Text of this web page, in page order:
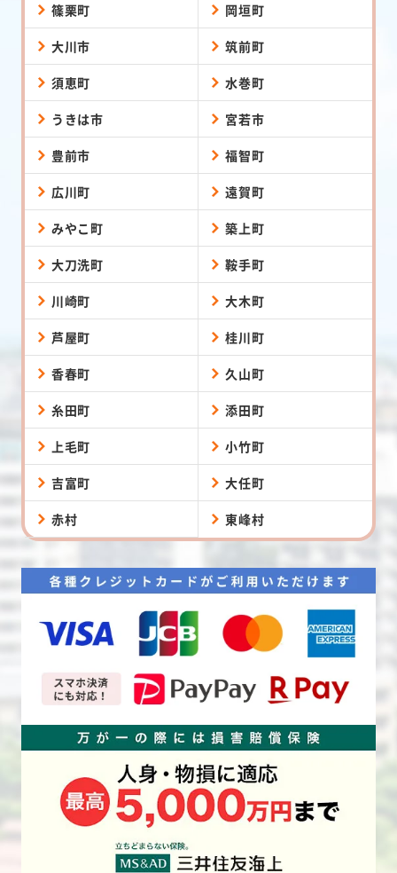
篠栗町 岡垣町
大川市 筑前町
須恵町 水巻町
うきは市 宮若市
豊前市 福智町
広川町 遠賀町
みやこ町 築上町
大刀洗町 鞍手町
川崎町 大木町
芦屋町 桂川町
香春町 久山町
糸田町 添田町
上毛町 小竹町
吉富町 大任町
赤村 東峰村